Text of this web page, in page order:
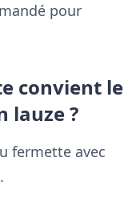
pour
convient le
lauze ?
fermette avec